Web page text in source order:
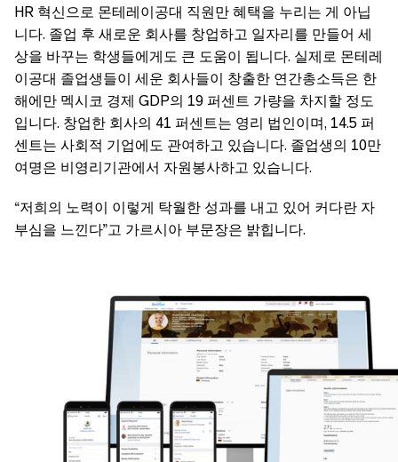
HR 혁신으로 몬테레이공대 직원만 혜택을 누리는 게 아닙
니다. 졸업 후 새로운 회사를 창업하고 일자리를 만들어 세
상을 바꾸는 학생들에게도 큰 도움이 됩니다. 실제로 몬테레
이공대 졸업생들이 세운 회사들이 창출한 연간총소득은 한
해에만 멕시코 경제 GDP의 19 퍼센트 가량을 차지할 정도
입니다. 창업한 회사의 41 퍼센트는 영리 법인이며, 14.5 퍼
센트는 사회적 기업에도 관여하고 있습니다. 졸업생의 10만
여명은 비영리기관에서 자원봉사하고 있습니다.
“저희의 노력이 이렇게 탁월한 성과를 내고 있어 커다란 자
부심을 느낀다”고 가르시아 부문장은 밝힙니다.